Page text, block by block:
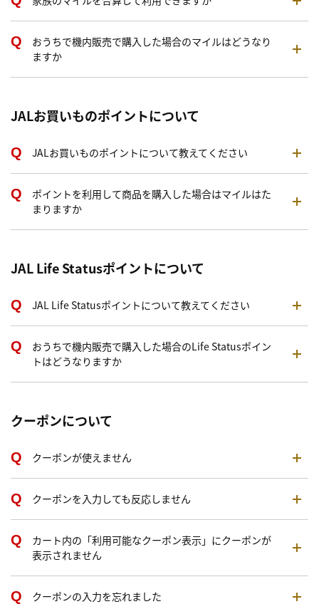
おうちで機内販売で購入した場合のマイルはどうなり
ますか
JALお買いものポイントについて
JALお買いものポイントについて教えてください
ポイントを利用して商品を購入した場合はマイルはた
まりますか
JAL Life Statusポイントについて
JAL Life Statusポイントについて教えてください
おうちで機内販売で購入した場合のLife Statusポイン
トはどうなりますか
クーポンについて
クーポンが使えません
クーポンを入力しても反応しません
カート内の「利用可能なクーポン表示」にクーポンが
表示されません
クーポンの入力を忘れました